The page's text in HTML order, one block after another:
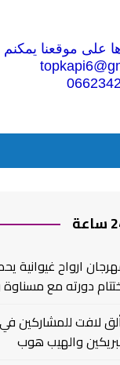
موقعنا يمكنم
ارواح غيوانية
دورته مع
لافت للمشاركين
والهيب هوب